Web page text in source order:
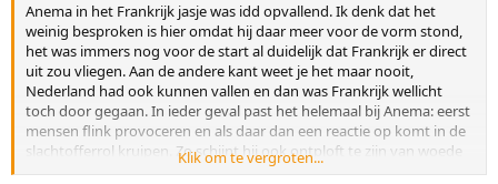
Anema in het Frankrijk jasje was idd opvallend. Ik denk dat het
weinig besproken is hier omdat hij daar meer voor de vorm stond,
het was immers nog voor de start al duidelijk dat Frankrijk er direct
uit zou vliegen. Aan de andere kant weet je het maar nooit,
Nederland had ook kunnen vallen en dan was Frankrijk wellicht
toch door gegaan. In ieder geval past het helemaal bij Anema: eerst
mensen flink provoceren en als daar dan een reactie op komt in de
slachtofferrol kruipen. Zo schijnt hij ook ontploft te zijn van woede
toen Erben vertelde dat hij het op z'n zachtst gezegd oneens was
Klik om te vergroten...